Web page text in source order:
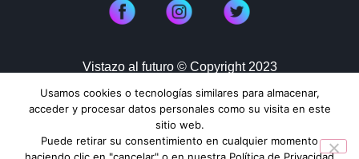
Vistazo al futuro © Copyright 2023
Aviso de Privacidad
Política de Cookies
Mapa de Sitio
Usamos cookies o tecnologías similares para almacenar,
acceder y procesar datos personales como su visita en este
sitio web.
Puede retirar su consentimiento en cualquier momento